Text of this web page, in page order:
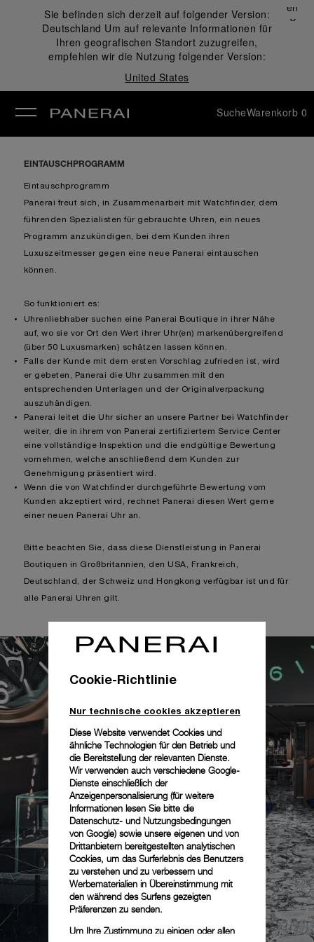
Sie befinden sich derzeit auf folgender Version:
Deutschland Um auf relevante Informationen für
Ihren geografischen Standort zuzugreifen,
empfehlen wir die Nutzung folgender Version:
United States
Schließen
✕
SucheWarenkorb 0
EINTAUSCHPROGRAMM
Eintauschprogramm
Panerai freut sich, in Zusammenarbeit mit Watchfinder, dem
führenden Spezialisten für gebrauchte Uhren, ein neues
Programm anzukündigen, bei dem Kunden ihren
Luxuszeitmesser gegen eine neue Panerai eintauschen
können.
So funktioniert es:
Uhrenliebhaber suchen eine Panerai Boutique in ihrer Nähe
auf, wo sie vor Ort den Wert ihrer Uhr(en) markenübergreifend
(über 50 Luxusmarken) schätzen lassen können.
Falls der Kunde mit dem ersten Vorschlag zufrieden ist, wird
er gebeten, Panerai die Uhr zusammen mit den
entsprechenden Unterlagen und der Originalverpackung
auszuhändigen.
Panerai leitet die Uhr sicher an unsere Partner bei Watchfinder
weiter, die in ihrem von Panerai zertifiziertem Service Center
eine vollständige Inspektion und die endgültige Bewertung
vornehmen, welche anschließend dem Kunden zur
Genehmigung präsentiert wird.
Wenn die von Watchfinder durchgeführte Bewertung vom
Kunden akzeptiert wird, rechnet Panerai diesen Wert gerne
einer neuen Panerai Uhr an.
Bitte beachten Sie, dass diese Dienstleistung in Panerai
Boutiquen in Großbritannien, den USA, Frankreich,
Deutschland, der Schweiz und Hongkong verfügbar ist und für
alle Panerai Uhren gilt.
Cookie-Richtlinie
Nur technische cookies akzeptieren
Diese Website verwendet Cookies und
ähnliche Technologien für den Betrieb und
die Bereitstellung der relevanten Dienste.
Wir verwenden auch verschiedene Google-
Dienste einschließlich der
Anzeigenpersonalisierung (für weitere
Informationen lesen Sie bitte die
Datenschutz- und Nutzungsbedingungen
von Google) sowie unsere eigenen und von
Drittanbietern bereitgestellten analytischen
Cookies, um das Surferlebnis des Benutzers
zu verstehen und zu verbessern und
Werbematerialien in Übereinstimmung mit
den während des Surfens gezeigten
Präferenzen zu senden.
Um Ihre Zustimmung zu einigen oder allen